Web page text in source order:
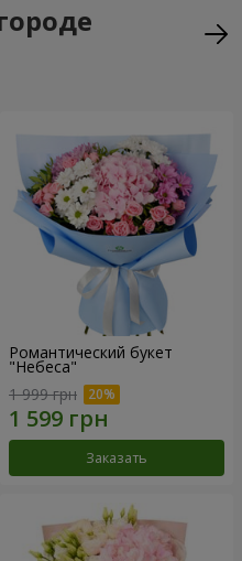
Романтический букет
"Небеса"
1 999 грн
Заказать